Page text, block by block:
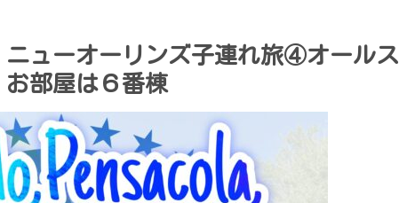
ニューオーリンズ子連れ旅④オールス
部屋は６番棟